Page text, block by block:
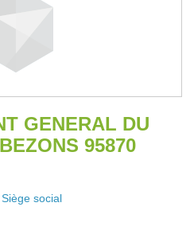
GENERAL DU
95870
Siège social